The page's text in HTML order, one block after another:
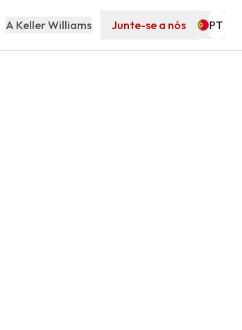
A Keller Williams Junte-se a nós